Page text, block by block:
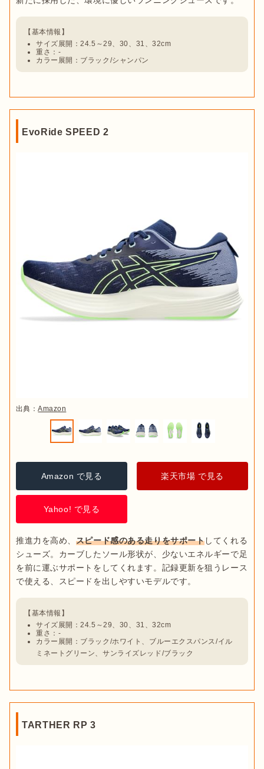
サイズ展開：24.5～29、30、31、32cm
重さ：-
カラー展開：ブラック/シャンパン
EvoRide SPEED 2
出典：Amazon
Amazon で見る 楽天市場 で見る
Yahoo! で見る
推進力を高め、 スピード感のある走りをサポートしてくれる
シューズ。カーブしたソール形状が、少ないエネルギーで足
を前に運ぶサポートをしてくれます。記録更新を狙うレース
サイズ展開：24.5～29、30、31、32cm
重さ：-
カラー展開：ブラック/ホワイト、ブルーエクスパンス/イル
ミネートグリーン、サンライズレッド/ブラック
TARTHER RP 3